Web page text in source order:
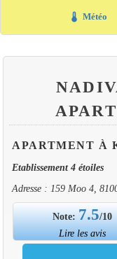
thermostat Météo
APARTMENT À
Etablissement 4 étoiles
Adresse : 159 Moo 4,
Note: 7.5/10
Lire les avis